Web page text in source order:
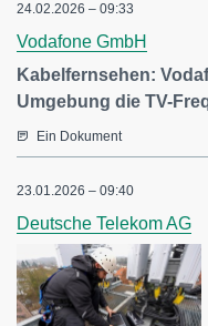
24.02.2026 – 09:33
Vodafone GmbH
Kabelfernsehen:
Umgebung die TV-
Ein Dokument
23.01.2026 – 09:40
Deutsche Telekom AG